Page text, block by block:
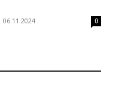
06.11.2024 0